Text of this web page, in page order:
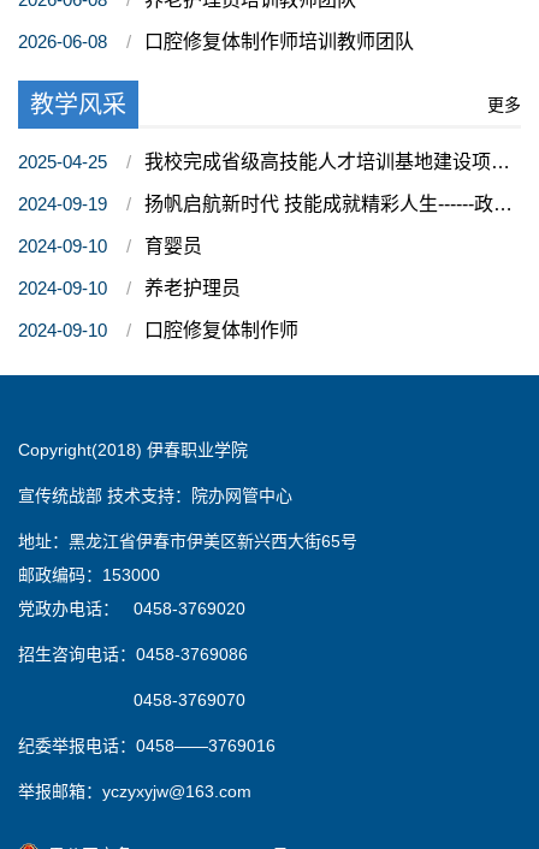
2026-06-08 口腔修复体制作师培训教师团队
教学风采 更多
2025-04-25 我校完成省级高技能人才培训基地建设项目中期评估
2024-09-19 扬帆启航新时代 技能成就精彩人生------政校企联盟演讲进校园
2024-09-10 育婴员
2024-09-10 养老护理员
2024-09-10 口腔修复体制作师
Copyright(2018) 伊春职业学院
宣传统战部 技术支持：院办网管中心
地址：黑龙江省伊春市伊美区新兴西大街65号
邮政编码：153000
党政办电话： 0458-3769020
招生咨询电话：0458-3769086
0458-3769070
纪委举报电话：0458——3769016
举报邮箱：yczyxyjw@163.com